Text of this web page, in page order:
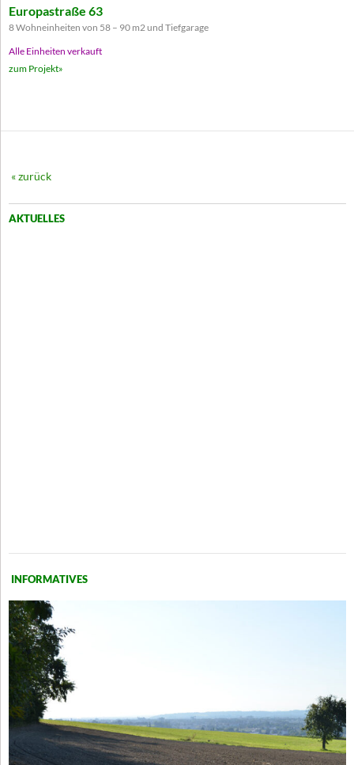
Europastraße 63
8 Wohneinheiten von 58 – 90 m2 und Tiefgarage
Alle Einheiten verkauft
zum Projekt»
« zurück
AKTUELLES
INFORMATIVES